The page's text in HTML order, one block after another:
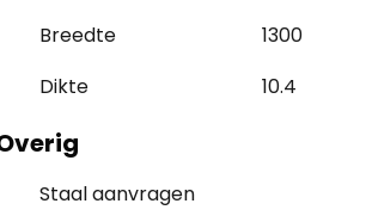
Breedte
1300
Dikte
10.4
Staal aanvragen